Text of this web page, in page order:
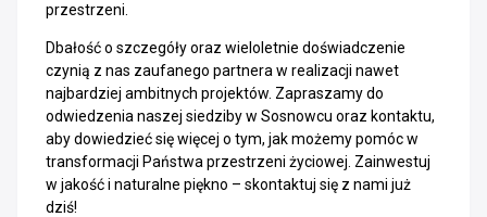
przestrzeni.
Dbałość o szczegóły oraz wieloletnie doświadczenie
czynią z nas zaufanego partnera w realizacji nawet
najbardziej ambitnych projektów. Zapraszamy do
odwiedzenia naszej siedziby w Sosnowcu oraz kontaktu,
aby dowiedzieć się więcej o tym, jak możemy pomóc w
transformacji Państwa przestrzeni życiowej. Zainwestuj
w jakość i naturalne piękno – skontaktuj się z nami już
dziś!